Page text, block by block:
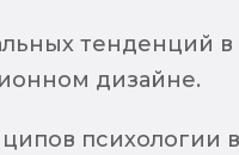
тенденций
дизайне.
психологии